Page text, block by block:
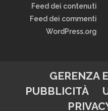
Feed dei contenuti
Feed dei commenti
WordPress.org
GERENZA
PUBBLICITÀ